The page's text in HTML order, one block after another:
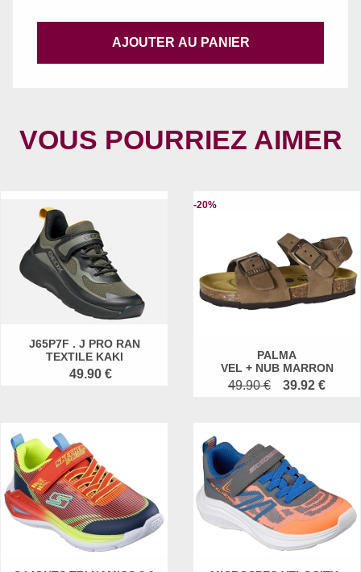
AJOUTER AU PANIER
VOUS POURRIEZ AIMER
J65P7F . J PRO RAN
TEXTILE KAKI
49.90 €
-20%
PALMA
VEL + NUB MARRON
49.90 € 39.92 €